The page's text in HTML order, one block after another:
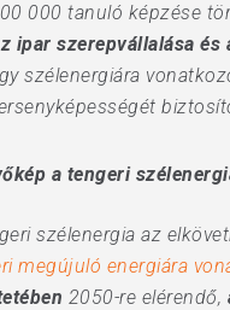
000 tanuló képzése
ipar szerepvállalása és
szélenergiára
a tengeri
szélenergia az
megújuló energiára
2050-re elérendő,